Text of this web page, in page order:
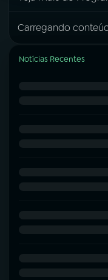
Carregando
Notícias Recentes